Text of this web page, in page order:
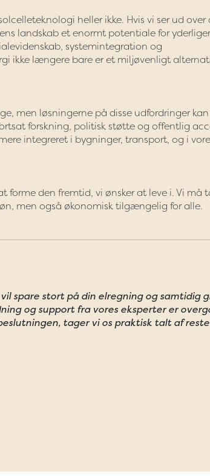
heller ikke. Hvis vi ser ud over
landskab et enormt potentiale for
systemintegration og
ikke længere bare er et miljøvenligt
men løsningerne på disse udfordringer kan
forskning, politisk støtte og offentlig
integreret i bygninger, transport, og i
forme den fremtid, vi ønsker at leve i. Vi må
men også økonomisk tilgængelig for alle.
spare stort på din elregning og samtidig
og support fra vores eksperter er
tager vi os praktisk talt af